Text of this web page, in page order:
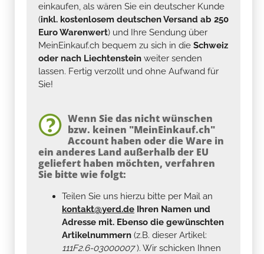
einkaufen, als wären Sie ein deutscher Kunde
(inkl. kostenlosem deutschen Versand ab 250
Euro Warenwert) und Ihre Sendung über
MeinEinkauf.ch bequem zu sich in die Schweiz
oder nach Liechtenstein weiter senden
lassen. Fertig verzollt und ohne Aufwand für
Sie!
Wenn Sie das nicht wünschen
bzw. keinen "MeinEinkauf.ch"
Account haben oder die Ware in
ein anderes Land außerhalb der EU
geliefert haben möchten, verfahren
Sie bitte wie folgt:
Teilen Sie uns hierzu bitte per Mail an
kontakt@yerd.de Ihren Namen und
Adresse mit. Ebenso die gewünschten
Artikelnummern (z.B. dieser Artikel:
111F2.6-03000007). Wir schicken Ihnen